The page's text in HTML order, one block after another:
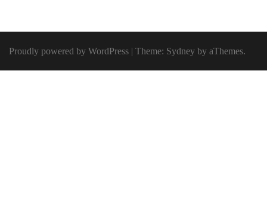
Proudly powered by WordPress | Theme: Sydney by aThemes.